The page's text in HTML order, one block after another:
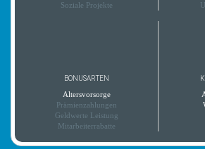
Soziale Projekte
BONUSARTEN
Altersvorsorge
Prämienzahlungen
Geldwerte Leistung
Mitarbeiterrabatte